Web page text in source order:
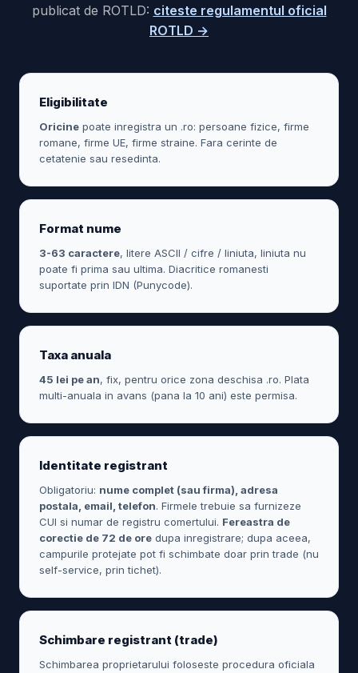
publicat de ROTLD: citeste regulamentul oficial
ROTLD →
Eligibilitate
Oricine poate inregistra un .ro: persoane fizice, firme
romane, firme UE, firme straine. Fara cerinte de
cetatenie sau resedinta.
Format nume
3-63 caractere, litere ASCII / cifre / liniuta, liniuta nu
poate fi prima sau ultima. Diacritice romanesti
suportate prin IDN (Punycode).
Taxa anuala
45 lei pe an, fix, pentru orice zona deschisa .ro. Plata
multi-anuala in avans (pana la 10 ani) este permisa.
Identitate registrant
Obligatoriu: nume complet (sau firma), adresa
postala, email, telefon. Firmele trebuie sa furnizeze
CUI si numar de registru comertului. Fereastra de
corectie de 72 de ore dupa inregistrare; dupa aceea,
campurile protejate pot fi schimbate doar prin trade (nu
self-service, prin tichet).
Schimbare registrant (trade)
Schimbarea proprietarului foloseste procedura oficiala